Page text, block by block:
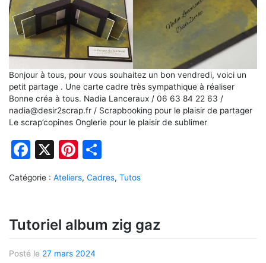
Bonjour à tous, pour vous souhaitez un bon vendredi, voici un
petit partage . Une carte cadre très sympathique à réaliser
Bonne créa à tous. Nadia Lanceraux / 06 63 84 22 63 /
nadia@desir2scrap.fr / Scrapbooking pour le plaisir de partager
Le scrap’copines Onglerie pour le plaisir de sublimer
Facebook
X Pinterest
Catégorie : Ateliers, Cadres, Tutos
Tutoriel album zig gaz
Posté le 27 mars 2024